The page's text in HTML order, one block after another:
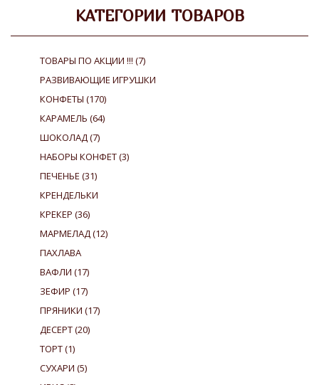
КАТЕГОРИИ ТОВАРОВ
ТОВАРЫ ПО АКЦИИ !!! (7)
РАЗВИВАЮЩИЕ ИГРУШКИ
КОНФЕТЫ (170)
КАРАМЕЛЬ (64)
ШОКОЛАД(7)
НАБОРЫ КОНФЕТ(3)
ПЕЧЕНЬЕ (31)
КРЕНДЕЛЬКИ
КРЕКЕР (36)
МАРМЕЛАД(12)
ПАХЛАВА
ВАФЛИ (17)
ЗЕФИР (17)
ПРЯНИКИ (17)
ДЕСЕРТ(20)
ТОРТ(1)
СУХАРИ (5)